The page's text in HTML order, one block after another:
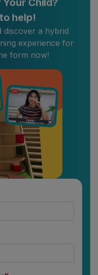
help!
discover a hybrid
experience for
form now!